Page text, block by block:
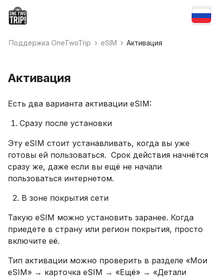
Поддержка OneTwoTrip eSIM Активация
Активация
Есть два варианта активации eSIM:
Сразу после установки
Эту eSIM стоит устанавливать, когда вы уже
готовы ей пользоваться. Срок действия начнётся
сразу же, даже если вы ещё не начали
пользоваться интернетом.
2. В зоне покрытия сети
Такую eSIM можно установить заранее. Когда
приедете в страну или регион покрытия, просто
включите её.
Тип активации можно проверить в разделе «Мои
eSIM» → карточка eSIM → «Ещё» → «Детали